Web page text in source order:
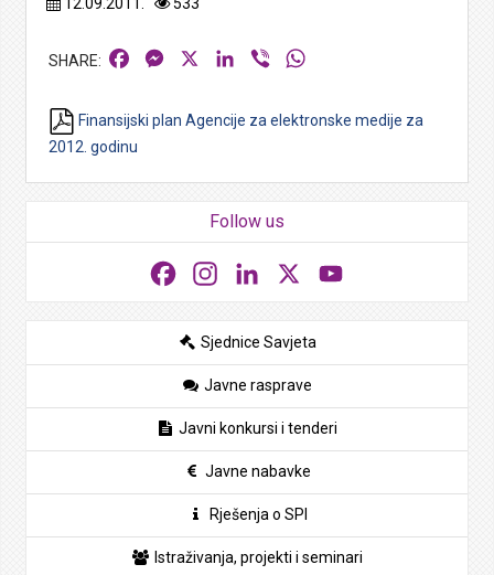
FacebookMessengerLinkedIn
Viber
Finansijski plan Agencije za elektronske medije za
2012. godinu
Follow us
FacebookInstagramLinkedIn
Sjednice Savjeta
Javne rasprave
Javni konkursi i tenderi
Javne nabavke
Rješenja o SPI
Istraživanja, projekti i seminari